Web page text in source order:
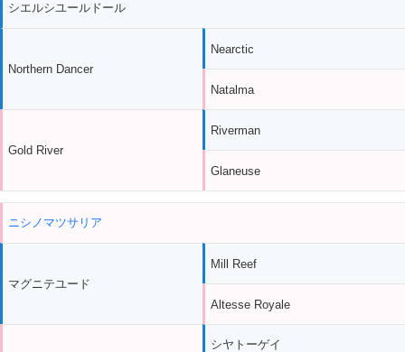
シエルシユールドール
Northern Dancer
Gold River
Nearctic
Natalma
Riverman
Glaneuse
ニシノマツサリア
マグニテユード
Mill Reef
Altesse Royale
シヤトーゲイ